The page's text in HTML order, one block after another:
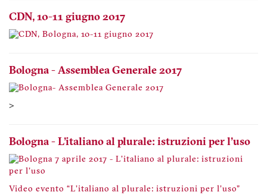
CDN, 10-11 giugno 2017
Bologna - Assemblea Generale 2017
>
Bologna - L'italiano al plurale: istruzioni per l'uso
Video evento “L'italiano al plurale: istruzioni per l'uso"